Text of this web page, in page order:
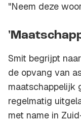
"Neem deze
Smit begrijpt
de opvang van
maatschappelijk
regelmatig
met name in